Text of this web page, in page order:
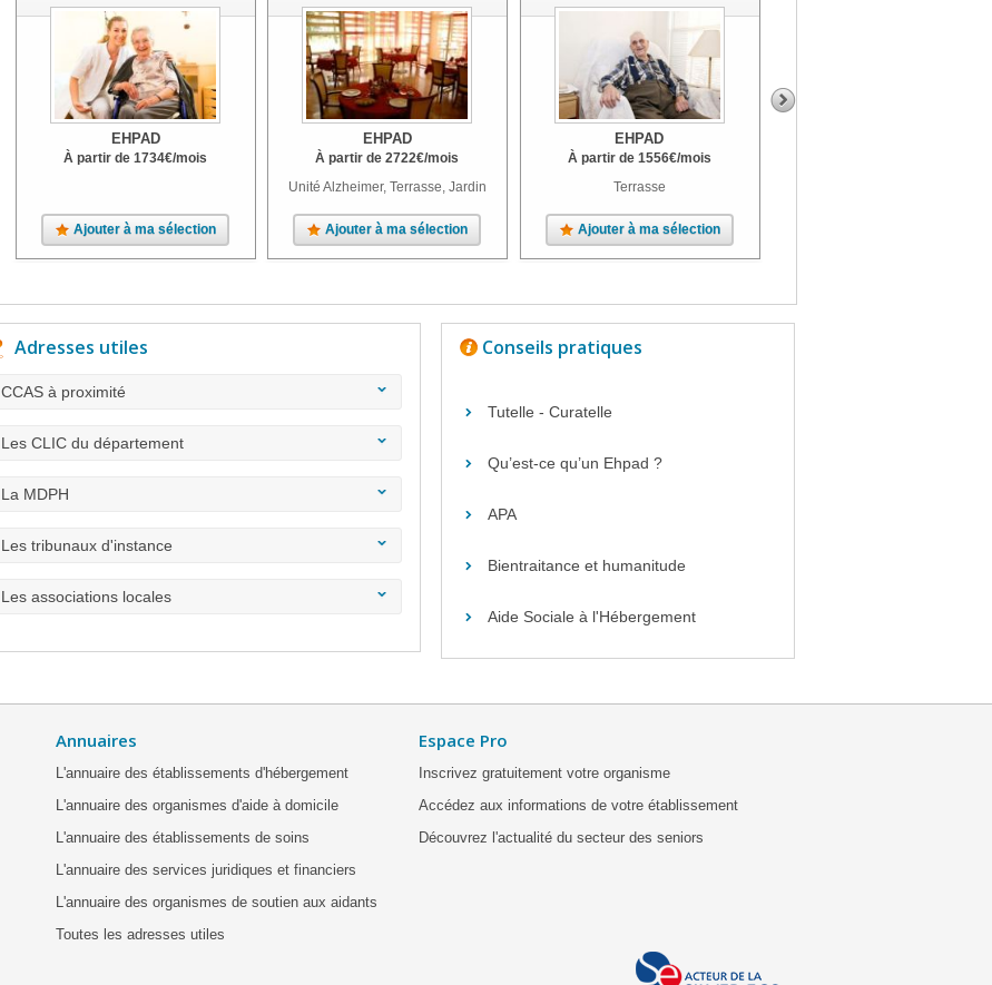
EHPAD
À partir de 1734€/mois
Ajouter à ma sélection
EHPAD
À partir de2722€/mois
Unité Alzheimer, Terrasse, Jardin
Ajouter à ma sélection
EHPAD
À partir de 1556€/mois
Terrasse
Ajouter à ma sélection
Adresses utiles
CCAS à proximité
Les CLIC du département
La MDPH
Les tribunaux d'instance
Les associations locales
Conseils pratiques
Tutelle - Curatelle
Qu’est-ce qu’un Ehpad ?
APA
Bientraitance et humanitude
Aide Sociale à l'Hébergement
Annuaires
L'annuaire des établissements d'hébergement
L'annuaire des organismes d'aide à domicile
L'annuaire des établissements de soins
L'annuaire des services juridiques et financiers
L'annuaire des organismes de soutien aux aidants
Toutes les adresses utiles
Espace Pro
Inscrivez gratuitement votre organisme
Accédez aux informations de votre établissement
Découvrez l'actualité du secteur des seniors